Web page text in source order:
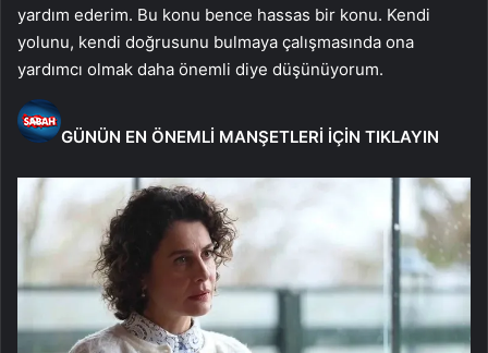
yardım ederim. Bu konu bence hassas bir konu. Kendi
yolunu, kendi doğrusunu bulmaya çalışmasında ona
yardımcı olmak daha önemli diye düşünüyorum.
GÜNÜN EN ÖNEMLİ MANŞETLERİ İÇİN TIKLAYIN